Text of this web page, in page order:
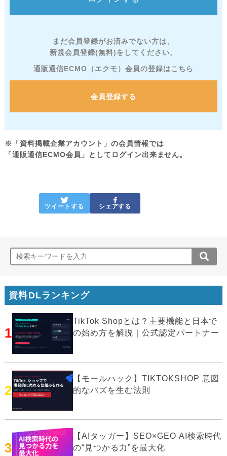
まだ会員登録がお済みでない方は、
新規会員登録(無料)をしてください。
通販通信ECMO（エクモ）会員の登録はこちら
会員登録する
※「資料掲載企業アカウント」の会員情報では
「通販通信ECMO会員」としてログイン出来ません。
ツイートする シェアする
資料DLランキング
1
TikTok Shopとは？主要機能と日本で
の始め方を解説｜公式認定パートナー
2
【モールハック】TIKTOKSHOP 意図
的なバズを生む法則
3
【AIタッガー】SEO×GEO AI検索時代
の“見つかる力”を最大化